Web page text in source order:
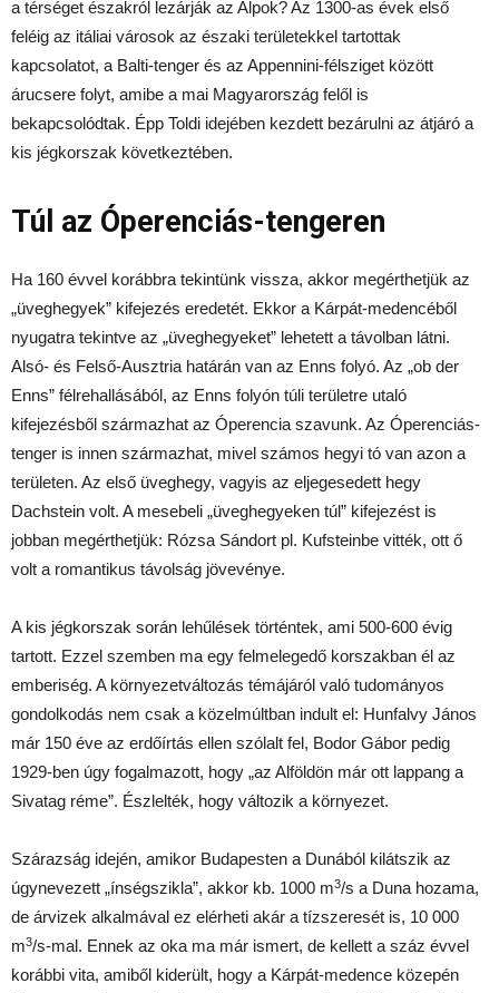
a térséget északról lezárják az Alpok? Az 1300-as évek első
feléig az itáliai városok az északi területekkel tartottak
kapcsolatot, a Balti-tenger és az Appennini-félsziget között
árucsere folyt, amibe a mai Magyarország felől is
bekapcsolódtak. Épp Toldi idejében kezdett bezárulni az átjáró a
kis jégkorszak következtében.
Túl az Óperenciás-tengeren
Ha 160 évvel korábbra tekintünk vissza, akkor megérthetjük az
„üveghegyek” kifejezés eredetét. Ekkor a Kárpát-medencéből
nyugatra tekintve az „üveghegyeket” lehetett a távolban látni.
Alsó- és Felső-Ausztria határán van az Enns folyó. Az „ob der
Enns” félrehallásából, az Enns folyón túli területre utaló
kifejezésből származhat az Óperencia szavunk. Az Óperenciás-
tenger is innen származhat, mivel számos hegyi tó van azon a
területen. Az első üveghegy, vagyis az eljegesedett hegy
Dachstein volt. A mesebeli „üveghegyeken túl” kifejezést is
jobban megérthetjük: Rózsa Sándort pl. Kufsteinbe vitték, ott ő
volt a romantikus távolság jövevénye.
A kis jégkorszak során lehűlések történtek, ami 500-600 évig
tartott. Ezzel szemben ma egy felmelegedő korszakban él az
emberiség. A környezetváltozás témájáról való tudományos
gondolkodás nem csak a közelmúltban indult el: Hunfalvy János
már 150 éve az erdőírtás ellen szólalt fel, Bodor Gábor pedig
1929-ben úgy fogalmazott, hogy „az Alföldön már ott lappang a
Sivatag réme”. Észlelték, hogy változik a környezet.
Szárazság idején, amikor Budapesten a Dunából kilátszik az
úgynevezett „ínségszikla”, akkor kb. 1000 m3/s a Duna hozama,
de árvizek alkalmával ez elérheti akár a tízszeresét is, 10 000
m3/s-mal. Ennek az oka ma már ismert, de kellett a száz évvel
korábbi vita, amiből kiderült, hogy a Kárpát-medence közepén